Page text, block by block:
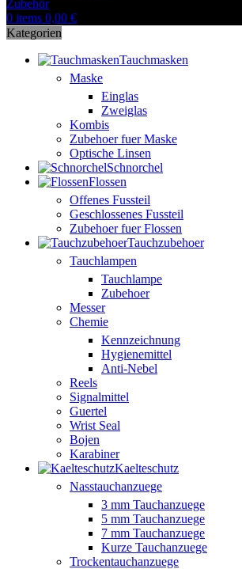
0 items 0,00 €
Kategorien
Tauchmasken
Maske
Einglas
Zweiglas
Kombis
Zubehoer fuer Maske
Optische Linsen
Schnorchel
Flossen
Offenes Fussteil
Geschlossenes Fussteil
Zubehoer fuer Flossen
Tauchzubehoer
Tauchlampen
Tauchlampe
Zubehoer
Messer
Chemie
Kennzeichnung
Hygienemittel
Anti-Nebel
Reels
Signalmittel
Guertel
Wrist Seal
Bojen
Karabiner
Kaelteschutz
Nasstauchanzuege
3 mm Tauchanzuege
5 mm Tauchanzuege
7 mm Tauchanzuege
Kurze Tauchanzuege
Trockentauchanzuege